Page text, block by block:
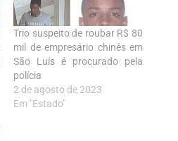
Trio suspeito de roubar R$ 80
mil de empresário chinês em
São Luís é procurado pela
polícia
2 de agosto de 2023
Em "Estado"